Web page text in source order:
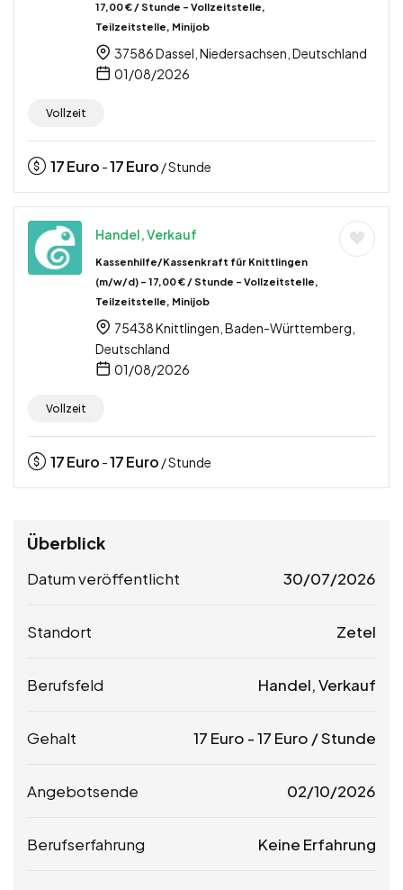
17,00 € / Stunde – Vollzeitstelle,
Teilzeitstelle, Minijob
37586 Dassel, Niedersachsen, Deutschland
01/08/2026
Vollzeit
17Euro -17Euro / Stunde
Handel, Verkauf
Kassenhilfe/Kassenkraft für Knittlingen
(m/w/d) – 17,00 € / Stunde – Vollzeitstelle,
Teilzeitstelle, Minijob
75438 Knittlingen, Baden-Württemberg,
Deutschland
01/08/2026
Vollzeit
17Euro -17Euro / Stunde
Überblick
Datum veröffentlicht 30/07/2026
Standort Zetel
Berufsfeld Handel, Verkauf
Gehalt 17 Euro -17 Euro / Stunde
Angebotsende 02/10/2026
Berufserfahrung Keine Erfahrung